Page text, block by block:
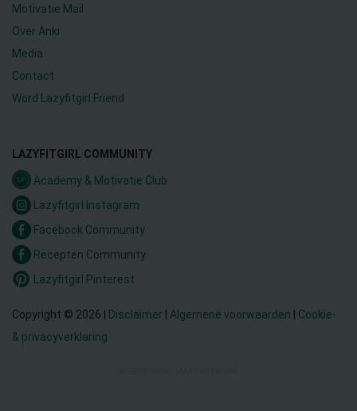
Motivatie Mail
Over Anki
Media
Contact
Word Lazyfitgirl Friend
LAZYFITGIRL COMMUNITY
Academy & Motivatie Club
Lazyfitgirl Instagram
Facebook Community
Recepten Community
Lazyfitgirl Pinterest
Copyright © 2026 | Disclaimer | Algemene voorwaarden | Cookie-
& privacyverklaring